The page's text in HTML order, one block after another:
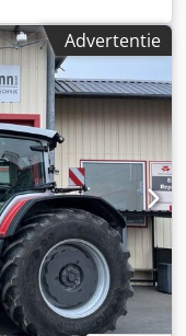
ca. 2,34 m
per rotor 10
2x
Benodigde
rotor
540 Aandrijfas met
1
uitrusting
520 kg Speciale
met LED-verlichting
8 Intern nummer
€8.211,00 Locatie
Advertentie